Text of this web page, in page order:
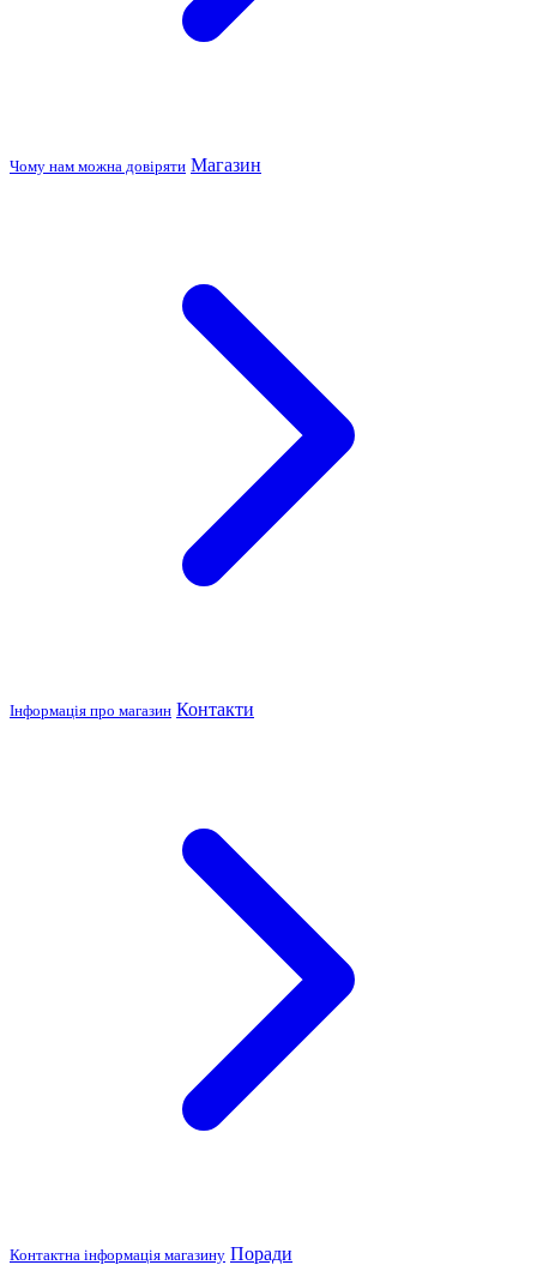
Чому нам можна довіряти Магазин
Інформація про магазин Контакти
Контактна інформація магазину Поради